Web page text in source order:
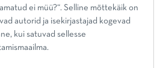
ei müü?“. Selline mõttekäik on
autorid ja isekirjastajad kogevad
kui satuvad sellesse